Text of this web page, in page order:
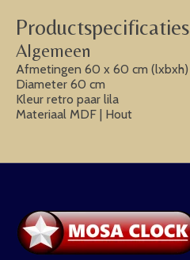
Productspecificaties
Algemeen
Afmetingen 60 x 60 cm (lxbxh)
Diameter 60 cm
Kleur retro paar lila
Materiaal MDF | Hout